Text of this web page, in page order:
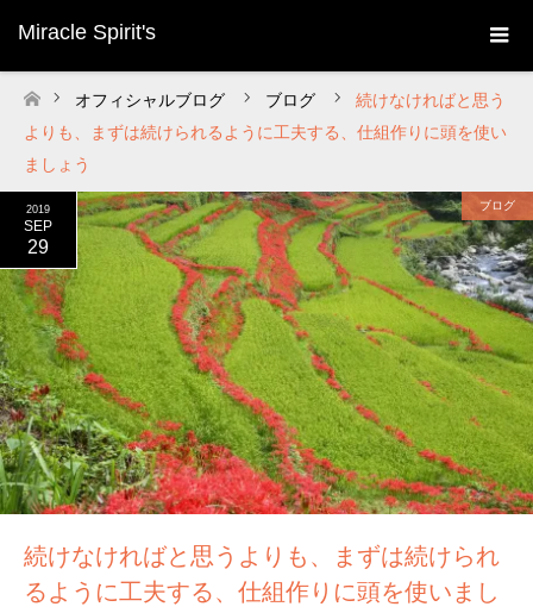
Miracle Spirit's
ホーム
オフィシャルブログ ブログ
続けなければと思う
よりも、まずは続けられるように工夫する、仕組作りに頭を使い
ましょう
2019
SEP
29
ブログ
続けなければと思うよりも、まずは続けられ
るように工夫する、仕組作りに頭を使いまし